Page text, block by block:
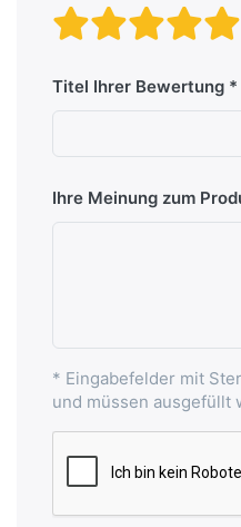
Titel Ihrer Bewertung
Ihre Meinung zum
* Eingabefelder mit
und müssen ausgefüllt